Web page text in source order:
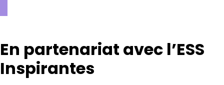
En partenariat avec l’ESS
Inspirantes